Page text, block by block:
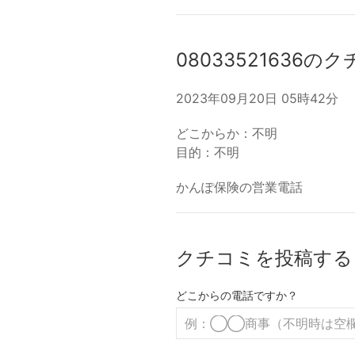
08033521636のク
2023年09月20日 05時42分
どこからか：不明
目的：不明
かんぽ保険の営業電話
クチコミを投稿する
どこからの電話ですか？